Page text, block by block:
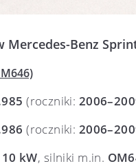
Mercedes-Benz
(roczniki:
(roczniki:
kW, silniki m.in.